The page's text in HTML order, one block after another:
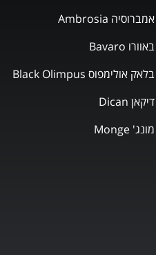
אמברוסיה Ambrosia
באוורו Bavaro
בלאק אולימפוס Black Olimpus
דיקאן Dican
מונג' Monge